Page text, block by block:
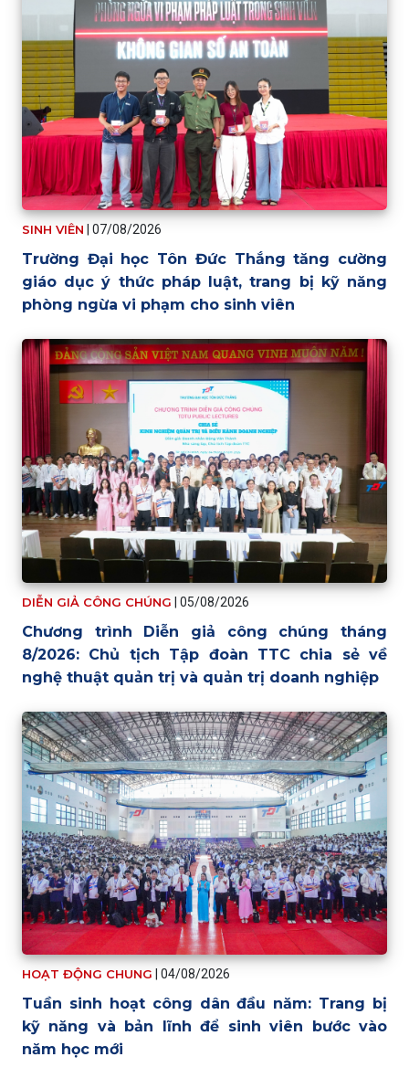
SINH VIÊN 07/08/2026
Trường Đại học Tôn Đức Thắng tăng cường
giáo dục ý thức pháp luật, trang bị kỹ năng
phòng ngừa vi phạm cho sinh viên
DIỄN GIẢ CÔNG CHÚNG 05/08/2026
Chương trình Diễn giả công chúng tháng
8/2026: Chủ tịch Tập đoàn TTC chia sẻ về
nghệ thuật quản trị và quản trị doanh nghiệp
HOẠT ĐỘNG CHUNG 04/08/2026
Tuần sinh hoạt công dân đầu năm: Trang bị
kỹ năng và bản lĩnh để sinh viên bước vào
năm học mới